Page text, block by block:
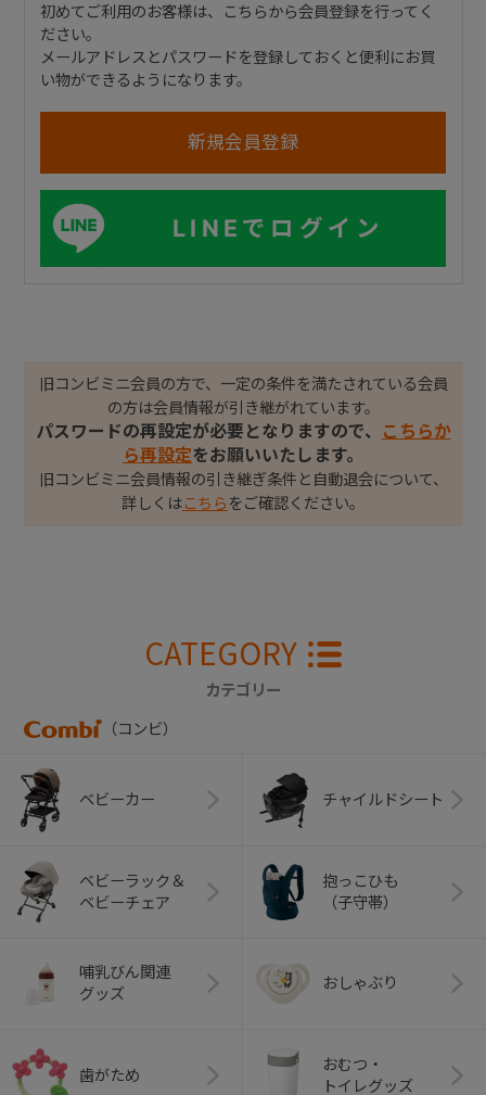
初めてご利用のお客様は、こちらから会員登録を行ってく
ださい。
メールアドレスとパスワードを登録しておくと便利にお買
い物ができるようになります。
LINEでログイン
旧コンビミニ会員の方で、一定の条件を満たされている会員
の方は会員情報が引き継がれています。
パスワードの再設定が必要となりますので、
こちらか
ら再設定をお願いいたします。
旧コンビミニ会員情報の引き継ぎ条件と自動退会について、
詳しくはこちら をご確認ください。
CATEGORY
カテゴリー
（コンビ）
ベビーカー チャイルドシート
ベビーラック＆
ベビーチェア
抱っこひも
（子守帯）
哺乳びん関連
グッズ
おしゃぶり
歯がため
おむつ・
トイレグッズ